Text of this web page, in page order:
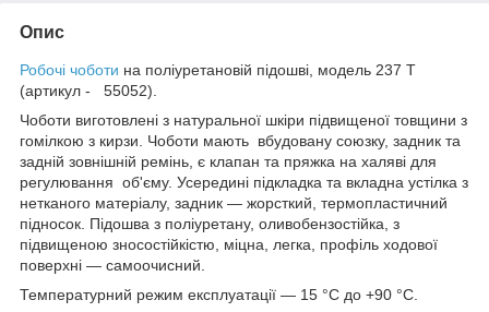
Опис
Робочі чоботи на поліуретановій підошві, модель 237 Т
(артикул - 55052).
Чоботи виготовлені з натуральної шкіри підвищеної товщини з
гомілкою з кирзи. Чоботи мають вбудовану союзку, задник та
задній зовнішній ремінь, є клапан та пряжка на халяві для
регулювання об'єму. Усередині підкладка та вкладна устілка з
нетканого матеріалу, задник — жорсткий, термопластичний
підносок. Підошва з поліуретану, оливобензостійка, з
підвищеною зносостійкістю, міцна, легка, профіль ходової
поверхні — самоочисний.
Температурний режим експлуатації — 15 °C до +90 °C.